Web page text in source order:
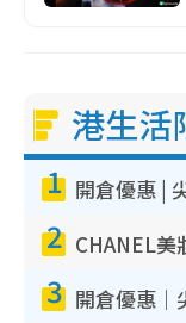
港生活
1
2
3